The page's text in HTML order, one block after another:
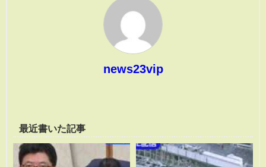
news23vip
最近書いた記事